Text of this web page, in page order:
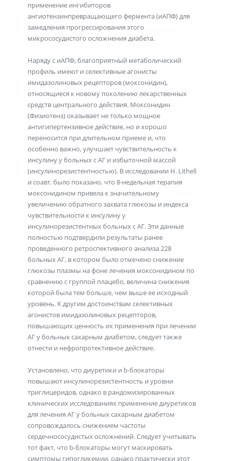
применение ингибиторов
ангиотензинпревращающего фермента (иАПФ) для
замедления прогрессирования этого
микрососудистого осложнения диабета.
Наряду с иАПФ, благоприятный метаболический
профиль имеют и селективные агонисты
имидазолиновых рецепторов (моксонидин),
относящиеся к новому поколению лекарственных
средств центрального действия. Моксонидин
(Физиотенз) оказывает не только мощное
антигипертензивное действие, но и хорошо
переносится при длительном приеме и, что
особенно важно, улучшает чувствительность к
инсулину у больных с АГ и избыточной массой
(инсулинорезистентностью). В исследовании H. Lithell
и соавт. было показано, что 8-недельная терапия
моксонидином привела к значительному
увеличению обратного захвата глюкозы и индекса
чувствительности к инсулину у
инсулинорезистентных больных с АГ. Эти данные
полностью подтвердили результаты ранее
проведенного ретроспективного анализа 228
больных АГ, в котором было отмечено снижение
глюкозы плазмы на фоне лечения моксонидином по
сравнению с группой плацебо, величина снижения
которой была тем больше, чем выше ее исходный
уровень. К другим достоинствам селективных
агонистов имидазолиновых рецепторов,
повышающих ценность их применения при лечении
АГ у больных сахарным диабетом, следует также
отнести и нефропротективное действие.
Установлено, что диуретики и b-блокаторы
повышают инсулинорезистентность и уровни
триглицеридов, однако в рандомизированных
клинических исследованиях применение диуретиков
для лечения АГ у больных сахарным диабетом
сопровождалось снижением частоты
сердечнососудистых осложнений. Следует учитывать
тот факт, что b-блокаторы могут маскировать
симптомы гипогликемии, однако практически этот